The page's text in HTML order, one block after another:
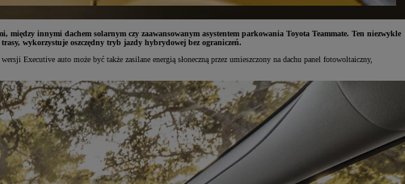
innymi dachem solarnym czy zaawansowanym asystentem parkowania Toyota Teammate. Ten niezwykle
wykorzystuje oszczędny tryb jazdy hybrydowej bez ograniczeń.
Executive auto może być także zasilane energią słoneczną przez umieszczony na dachu panel fotowoltaiczny,